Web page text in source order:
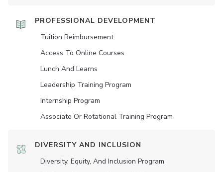
PROFESSIONAL DEVELOPMENT
Tuition Reimbursement
Access To Online Courses
Lunch And Learns
Leadership Training Program
Internship Program
Associate Or Rotational Training Program
DIVERSITY AND INCLUSION
Diversity, Equity, And Inclusion Program